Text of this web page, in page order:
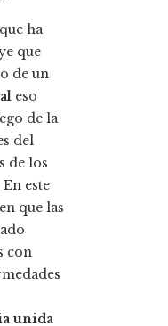
ha
que
de un
eso
de la
del
de los
este
que las
con
unida